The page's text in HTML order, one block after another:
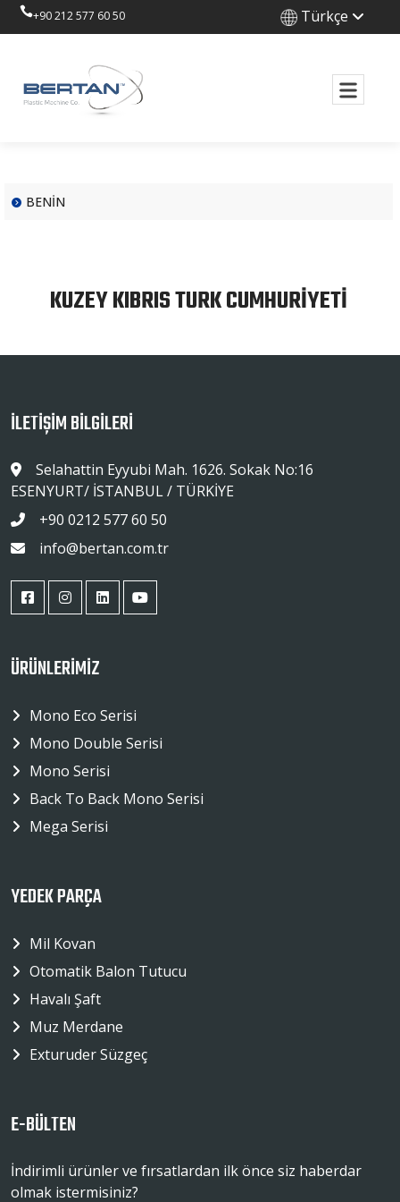
+90 212 577 60 50 Türkçe
BENİN
KUZEY KIBRIS TURK CUMHURİYETİ
İLETİŞİM BİLGİLERİ
Selahattin Eyyubi Mah. 1626. Sokak No:16
ESENYURT/ İSTANBUL / TÜRKİYE
+90 0212 577 60 50
info@bertan.com.tr
ÜRÜNLERİMİZ
Mono Eco Serisi
Mono Double Serisi
Mono Serisi
Back To Back Mono Serisi
Mega Serisi
YEDEK PARÇA
Mil Kovan
Otomatik Balon Tutucu
Havalı Şaft
Muz Merdane
Exturuder Süzgeç
E-BÜLTEN
İndirimli ürünler ve fırsatlardan ilk önce siz haberdar
olmak istermisiniz?